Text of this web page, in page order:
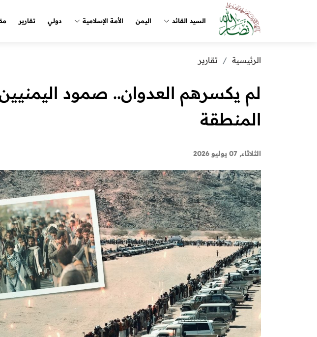
السيد القائد اليمن الأمة الإسلامية دولي تقارير
الرئيسية تقارير
لم يكسرهم العدوان.. صمود
المنطقة
الثلاثاء, 07 يوليو 2026